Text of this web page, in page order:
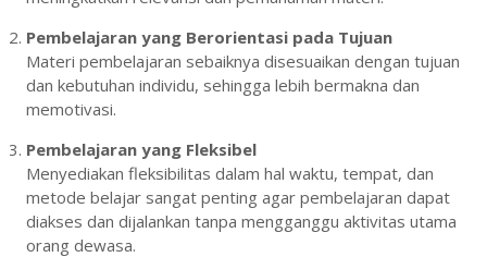
Pembelajaran yang Berorientasi pada Tujuan
Materi pembelajaran sebaiknya disesuaikan dengan tujuan
dan kebutuhan individu, sehingga lebih bermakna dan
memotivasi.
Pembelajaran yang Fleksibel
Menyediakan fleksibilitas dalam hal waktu, tempat, dan
metode belajar sangat penting agar pembelajaran dapat
diakses dan dijalankan tanpa mengganggu aktivitas utama
orang dewasa.